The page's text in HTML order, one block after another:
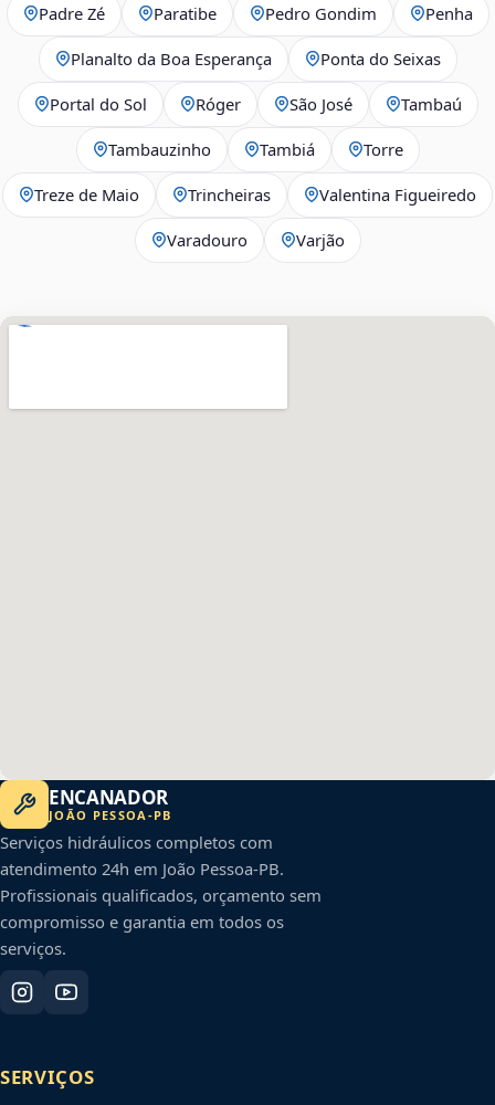
Padre Zé Paratibe Pedro Gondim Penha
Planalto da Boa Esperança Ponta do Seixas
Portal do Sol Róger São José Tambaú
Tambauzinho Tambiá Torre
Treze de Maio Trincheiras Valentina Figueiredo
Varadouro Varjão
ENCANADOR
JOÃO PESSOA -PB
Serviços hidráulicos completos com
atendimento 24h em João Pessoa-PB.
Profissionais qualificados, orçamento sem
compromisso e garantia em todos os
serviços.
SERVIÇOS